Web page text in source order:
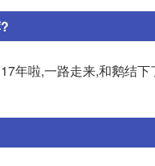
年啦,一路走来,和鹅结